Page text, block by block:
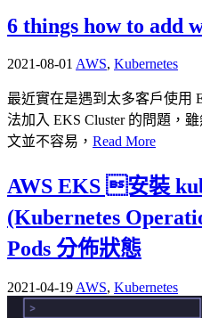
6 things how to add
2021-08-01 AWS, Kubernetes
最近實在是遇到太多客戶使用
法加入 EKS Cluster 的問題，
文並不容易， Read More
AWS EKS 安裝
(Kubernetes
Pods 分佈狀態
2021-04-19 AWS, Kubernetes